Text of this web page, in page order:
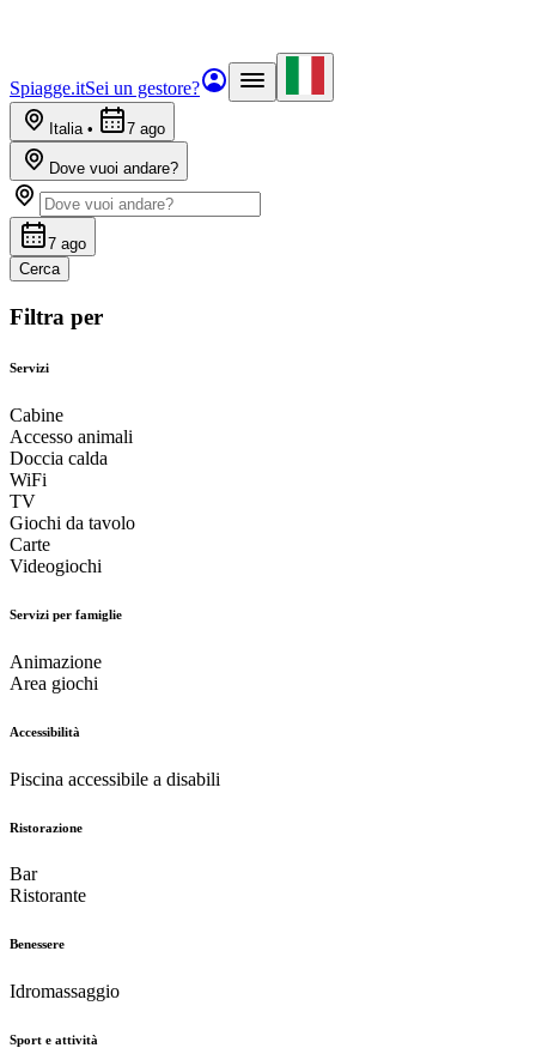
Spiagge.itSei un gestore?
Italia• 7 ago
Dove vuoi andare?
7 ago
Cerca
Filtra per
Servizi
Cabine
Accesso animali
Doccia calda
WiFi
TV
Giochi da tavolo
Carte
Videogiochi
Servizi per famiglie
Animazione
Area giochi
Accessibilità
Piscina accessibile a disabili
Ristorazione
Bar
Ristorante
Benessere
Idromassaggio
Sport e attività